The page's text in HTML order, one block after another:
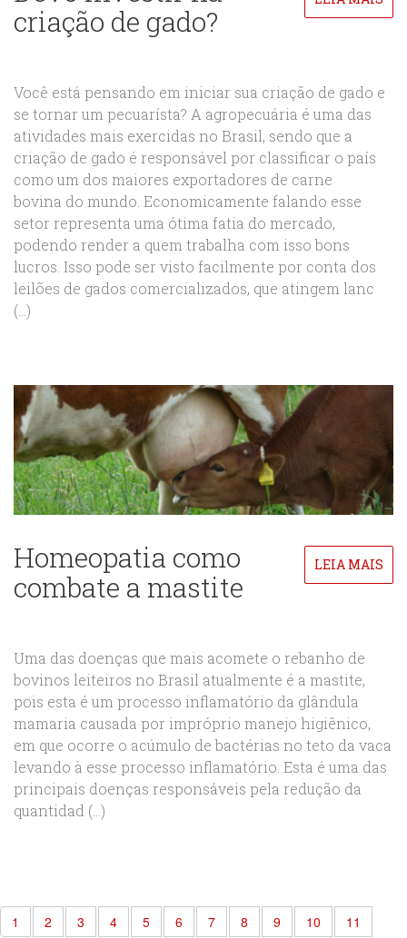
criação de gado?
Você está pensando em iniciar sua criação de gado e
se tornar um pecuarísta? A agropecuária é uma das
atividades mais exercidas no Brasil, sendo que a
criação de gado é responsável por classificar o país
como um dos maiores exportadores de carne
bovina do mundo. Economicamente falando esse
setor representa uma ótima fatia do mercado,
podendo render a quem trabalha com isso bons
lucros. Isso pode ser visto facilmente por conta dos
leilões de gados comercializados, que atingem lanc
(...)
Homeopatia como
combate a mastite
LEIA MAIS
Uma das doenças que mais acomete o rebanho de
bovinos leiteiros no Brasil atualmente é a mastite,
pois esta é um processo inflamatório da glândula
mamaria causada por impróprio manejo higiênico,
em que ocorre o acúmulo de bactérias no teto da vaca
levando à esse processo inflamatório. Esta é uma das
principais doenças responsáveis pela redução da
quantidad (...)
1 2 3 4 5 6 7 8 9 10
11